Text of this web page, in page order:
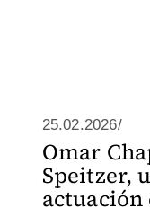
25.02.2026/
Omar
Speitzer,
actuación